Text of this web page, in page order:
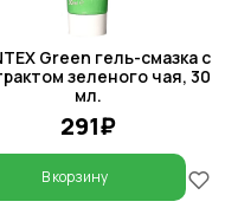
Green гель-смазка с
зеленого чая, 30
мл.
291₽
В корзину